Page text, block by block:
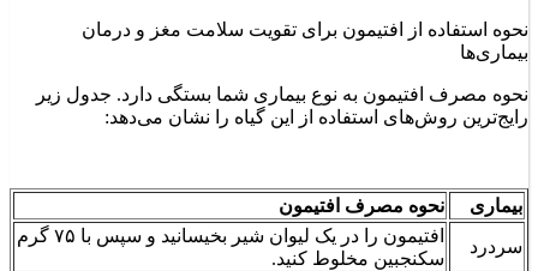
نحوه استفاده از افتیمون برای تقویت سلامت مغز و درمان
بیماری‌‌ها
نحوه مصرف افتیمون به نوع بیماری شما بستگی دارد. جدول زیر
رایج‌ترین روش‌های استفاده از این گیاه را نشان می‌دهد:
بیماری
نحوه مصرف افتیمون
سردرد
افتیمون را در یک لیوان شیر بخیسانید و سپس با ۷۵ گرم
سکنجبین مخلوط کنید.